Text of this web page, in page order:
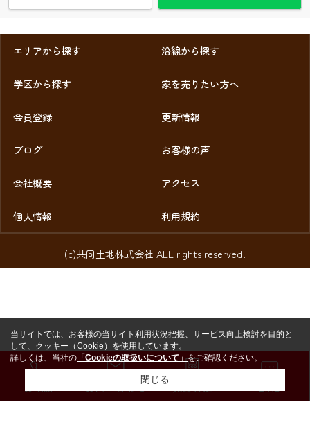
エリアから探す 沿線から探す
学区から探す 家を売りたい方へ
会員登録 更新情報
ブログ お客様の声
会社概要 アクセス
個人情報 利用規約
(c)共同土地株式会社 ALL rights reserved.
お問い合わせ
当サイトでは、お客様の当サイト利用状況把握、サービス向上検討を目的と
して、クッキー（Cookie）を使用しています。
詳しくは、当社の 「Cookieの取扱いについて」をご確認ください。
閉じる